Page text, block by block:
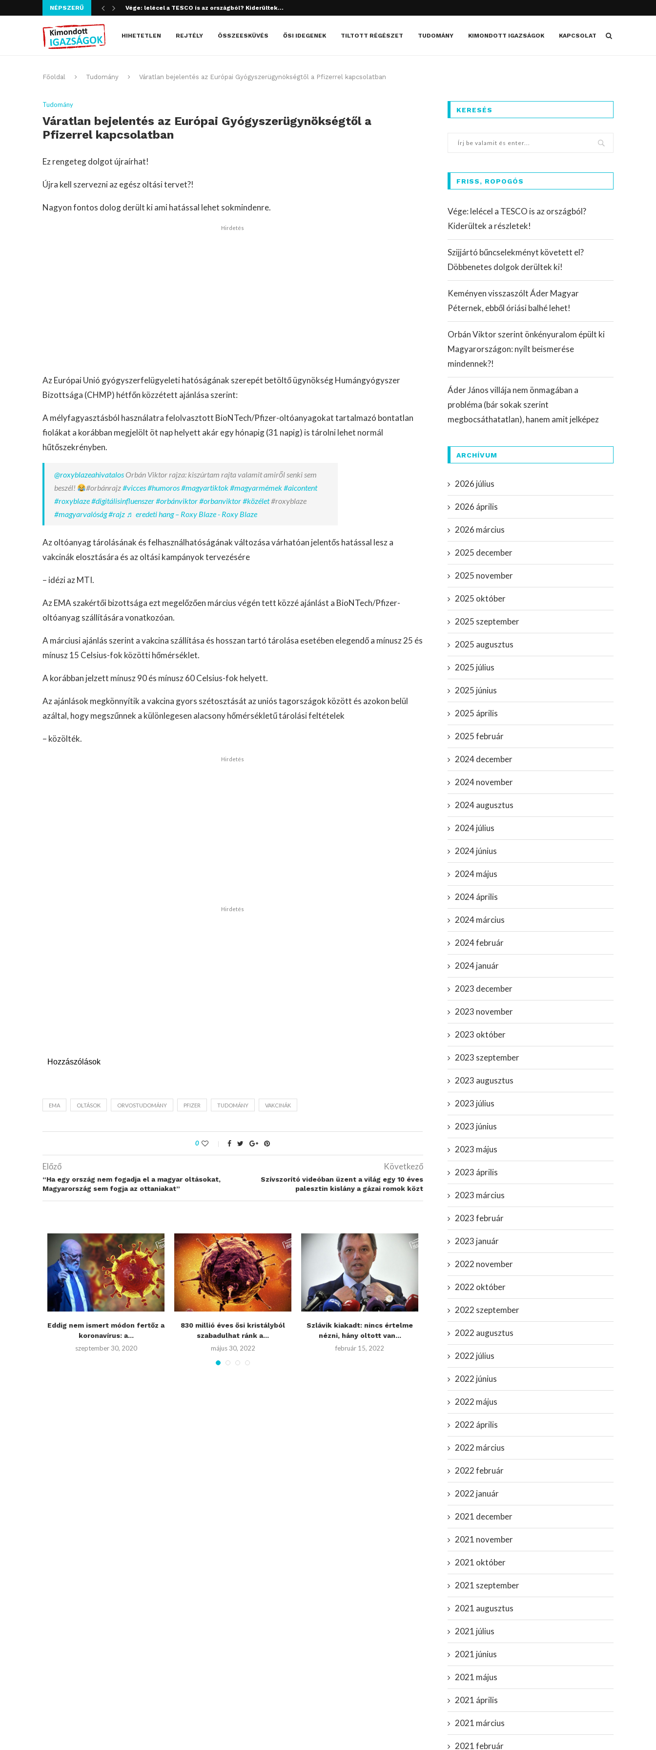
NÉPSZERŰ Szijjártó bűncselekményt követett el? Döbbenetes dolgok derültek ki!
HIHETETLEN REJTÉLY ÖSSZEESKÜVÉS ŐSI IDEGENEK TILTOTT RÉGÉSZET TUDOMÁNY KIMONDOTT IGAZSÁGOK KAPCSOLAT
Főoldal Tudomány Váratlan bejelentés az Európai Gyógyszerügynökségtől a Pfizerrel kapcsolatban
Tudomány
Váratlan bejelentés az Európai Gyógyszerügynökségtől a
Pfizerrel kapcsolatban
Ez rengeteg dolgot újraírhat!
Újra kell szervezni az egész oltási tervet?!
Nagyon fontos dolog derült ki ami hatással lehet sokmindenre.
Hirdetés
Az Európai Unió gyógyszerfelügyeleti hatóságának szerepét betöltő ügynökség Humángyógyszer
Bizottsága (CHMP) hétfőn közzétett ajánlása szerint:
A mélyfagyasztásból használatra felolvasztott BioNTech/Pfizer-oltóanyagokat tartalmazó bontatlan
fiolákat a korábban megjelölt öt nap helyett akár egy hónapig (31 napig) is tárolni lehet normál
hűtőszekrényben.
@roxyblazeahivatalos Orbán Viktor rajza: kiszúrtam rajta valamit amiről senki sem
beszél!
#orbánrajz#vicces#humoros#magyartiktok#magyarmémek#aicontent
#roxyblaze#digitálisinfluenszer#orbánviktor#orbanviktor#közélet#roxyblaze
#magyarvalóság#rajz ♬ eredeti hang – Roxy Blaze - Roxy Blaze
Az oltóanyag tárolásának és felhasználhatóságának változása várhatóan jelentős hatással lesz a
vakcinák elosztására és az oltási kampányok tervezésére
– idézi az MTI.
Az EMA szakértői bizottsága ezt megelőzően március végén tett közzé ajánlást a BioNTech/Pfizer-
oltóanyag szállítására vonatkozóan.
A márciusi ajánlás szerint a vakcina szállítása és hosszan tartó tárolása esetében elegendő a mínusz 25 és
mínusz 15 Celsius-fok közötti hőmérséklet.
A korábban jelzett mínusz 90 és mínusz 60 Celsius-fok helyett.
Az ajánlások megkönnyítik a vakcina gyors szétosztását az uniós tagországok között és azokon belül
azáltal, hogy megszűnnek a különlegesen alacsony hőmérsékletű tárolási feltételek
– közölték.
Hirdetés
Hirdetés
Hozzászólások
EMA OLTÁSOK ORVOSTUDOMÁNY PFIZER TUDOMÁNY VAKCINÁK
0
Előző
“Ha egy ország nem fogadja el a magyar oltásokat,
Magyarország sem fogja az ottaniakat”
Következő
Szívszorító videóban üzent a világ egy 10 éves
palesztin kislány a gázai romok közt
Eddig nem ismert módon fertőz a
koronavírus: a...
szeptember 30, 2020
830 millió éves ősi kristályból
szabadulhat ránk a...
május 30, 2022
Szlávik kiakadt: nincs értelme
nézni, hány oltott van...
február 15, 2022
védelmet a járvány ellen?
KERESÉS
FRISS, ROPOGÓS
Vége: lelécel a TESCO is az országból?
Kiderültek a részletek!
Szijjártó bűncselekményt követett el?
Döbbenetes dolgok derültek ki!
Keményen visszaszólt Áder Magyar
Péternek, ebből óriási balhé lehet!
Orbán Viktor szerint önkényuralom épült ki
Magyarországon: nyílt beismerése
mindennek?!
Áder János villája nem önmagában a
probléma (bár sokak szerint
megbocsáthatatlan), hanem amit jelképez
ARCHÍVUM
2026 július
2026 április
2026 március
2025 december
2025 november
2025 október
2025 szeptember
2025 augusztus
2025 július
2025 június
2025 április
2025 február
2024 december
2024 november
2024 augusztus
2024 július
2024 június
2024 május
2024 április
2024 március
2024 február
2024 január
2023 december
2023 november
2023 október
2023 szeptember
2023 augusztus
2023 július
2023 június
2023 május
2023 április
2023 március
2023 február
2023 január
2022 november
2022 október
2022 szeptember
2022 augusztus
2022 július
2022 június
2022 május
2022 április
2022 március
2022 február
2022 január
2021 december
2021 november
2021 október
2021 szeptember
2021 augusztus
2021 július
2021 június
2021 május
2021 április
2021 március
2021 február